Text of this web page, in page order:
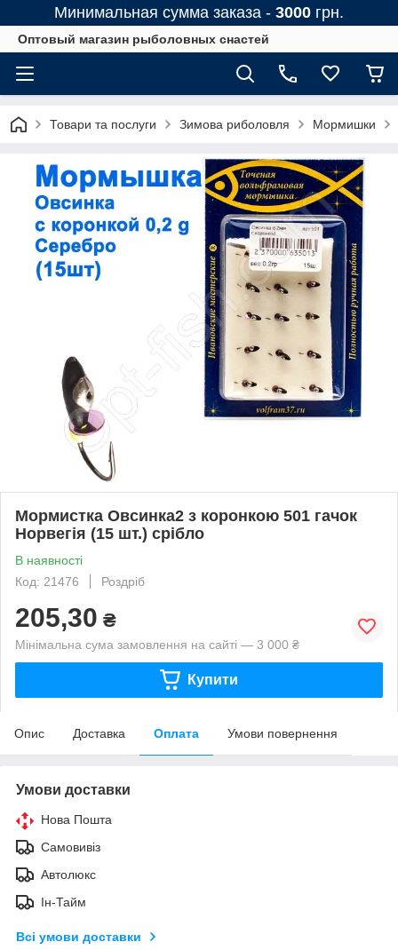
Минимальная сумма заказа - 3000 грн.
Оптовый магазин рыболовных снастей
Товари та послуги Зимова риболовля Мормишки
Мормистка Овсинка2 з коронкою 501 гачок
Норвегія (15 шт.) срібло
В наявності
Код: 21476
Роздріб
205,30 ₴
Мінімальна сума замовлення на сайті — 3 000 ₴
Купити
Опис Доставка Оплата Умови повернення
Умови доставки
Нова Пошта
Самовивіз
Автолюкс
Ін-Тайм
Всі умови доставки